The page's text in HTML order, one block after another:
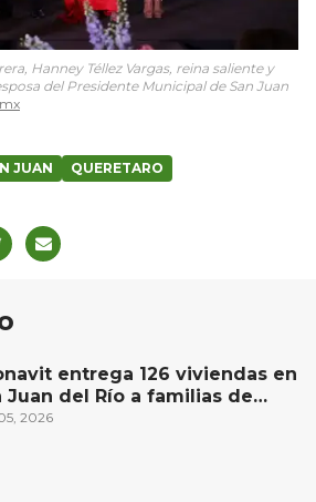
Hanney Téllez Vargas, reina saliente y
del Presidente Municipal de San Juan
JUAN
QUERETARO
entrega 126 viviendas en
Juan del Río a familias de
ingresos
2026